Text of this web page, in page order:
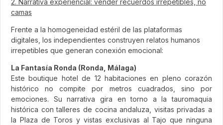
camas
Frente a la homogeneidad estéril de las plataformas
digitales, los independientes construyen relatos humanos
irrepetibles que generan conexión emocional:
La Fantasía Ronda (Ronda, Málaga)
Este boutique hotel de 12 habitaciones en pleno corazón
histórico no compite por metros cuadrados, sino por
emociones. Su narrativa gira en torno a la tauromaquia
histórica con talleres de cocina andaluza, visitas privadas a
la Plaza de Toros y vistas exclusivas al Tajo que ninguna